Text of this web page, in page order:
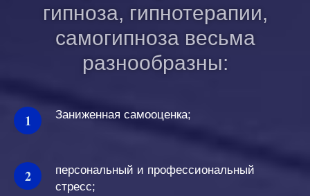
гипноза, гипнотерапии,
самогипноза весьма
разнообразны:
Заниженная самооценка;
персональный и профессиональный
стресс;